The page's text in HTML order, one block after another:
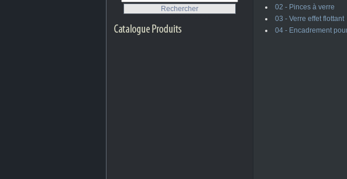
02 - Pinces à verre
03 - Verre effet flottant
04 - Encadrement